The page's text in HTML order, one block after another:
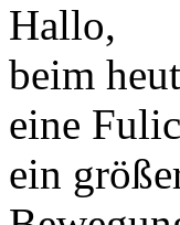
Hallo,
beim
eine
ein